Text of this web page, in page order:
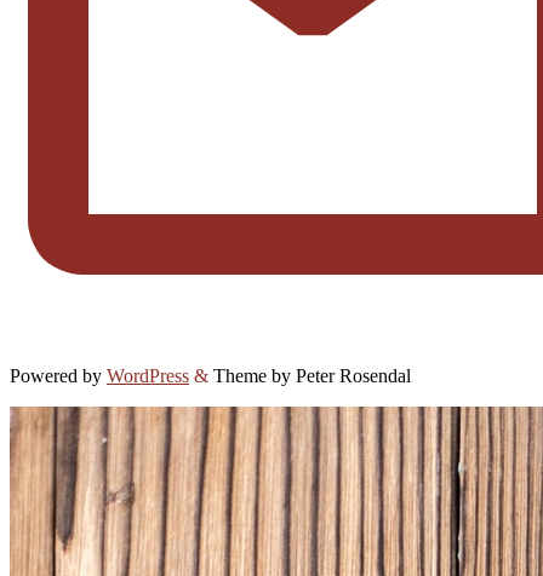
Powered by WordPress & Theme by Peter Rosendal